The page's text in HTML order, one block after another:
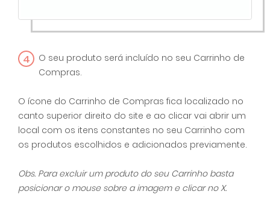
4
O seu produto será incluído no seu Carrinho de
Compras.
O ícone do Carrinho de Compras fica localizado no
canto superior direito do site e ao clicar vai abrir um
local com os itens constantes no seu Carrinho com
os produtos escolhidos e adicionados previamente.
Obs. Para excluir um produto do seu Carrinho basta
posicionar o mouse sobre a imagem e clicar no X.